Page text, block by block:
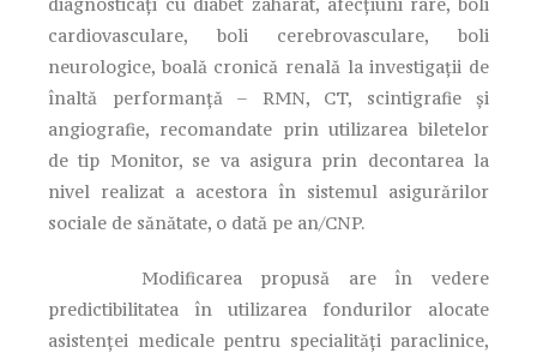
diagnosticaţi cu diabet zaharat, afecţiuni rare, boli
cardiovasculare, boli cerebrovasculare, boli
neurologice, boală cronică renală la investigații de
înaltă performanță – RMN, CT, scintigrafie şi
angiografie, recomandate prin utilizarea biletelor
de tip Monitor, se va asigura prin decontarea la
nivel realizat a acestora în sistemul asigurărilor
sociale de sănătate, o dată pe an/CNP.
Modificarea propusă are în vedere
predictibilitatea în utilizarea fondurilor alocate
asistenței medicale pentru specialități paraclinice,